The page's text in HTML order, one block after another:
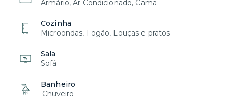
Armário, Ar Condicionado, Cama
Cozinha
Microondas, Fogão, Louças e pratos
Sala
Sofá
Banheiro
Chuveiro